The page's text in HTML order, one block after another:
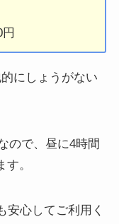
にしょうがない
ので、昼に4時間
。
安心してご利用く